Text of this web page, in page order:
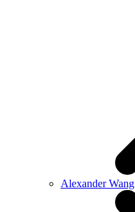
Alexander Wang